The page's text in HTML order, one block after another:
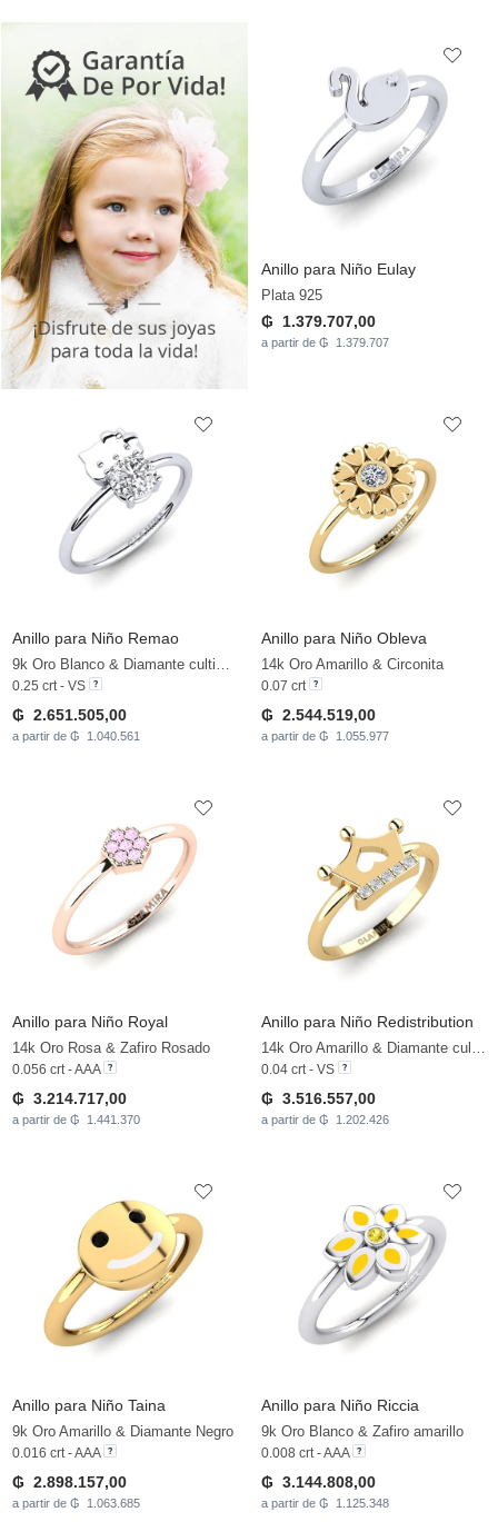
Anillo para Niño Eulay
Plata 925
₲ 1.379.707,00
a partir de ₲ 1.379.707
Anillo para Niño Remao
9k Oro Blanco & Diamante cultivado en laboratorio
0.25 crt - VS
₲ 2.651.505,00
a partir de ₲ 1.040.561
Anillo para Niño Obleva
14k Oro Amarillo & Circonita
0.07 crt
₲ 2.544.519,00
a partir de ₲ 1.055.977
Anillo para Niño Royal
14k Oro Rosa & Zafiro Rosado
0.056 crt - AAA
₲ 3.214.717,00
a partir de ₲ 1.441.370
Anillo para Niño Redistribution
14k Oro Amarillo & Diamante cultivado en laboratorio
0.04 crt - VS
₲ 3.516.557,00
a partir de ₲ 1.202.426
Anillo para Niño Taina
9k Oro Amarillo & Diamante Negro
0.016 crt - AAA
₲ 2.898.157,00
a partir de ₲ 1.063.685
Anillo para Niño Riccia
9k Oro Blanco & Zafiro amarillo
0.008 crt - AAA
₲ 3.144.808,00
a partir de ₲ 1.125.348